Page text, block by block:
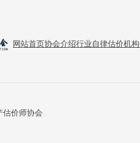
网站首页协会介绍行业自律估价机构
估价师协会